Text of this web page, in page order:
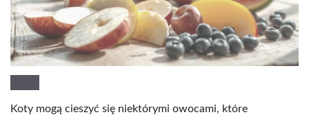
Koty mogą cieszyć się niektórymi owocami, które